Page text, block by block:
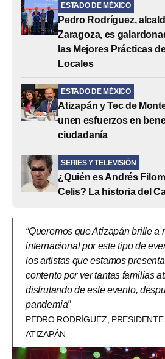
ESTADO DE MÉXICO
Pedro Rodríguez,
Zaragoza, es
las Mejores Prácticas
Locales
ESTADO DE MÉXICO
Atizapán y Tec de
unen esfuerzos en
ciudadanía
SERIES Y TELEVISIÓN
¿Quién es Andrés
Celis? La historia del
“Queremos que Atizapán brille a
internacional por este tipo de
los artistas que estamos
contento por ver tantas familias
disfrutando de este evento,
pandemia”
PEDRO RODRÍGUEZ,
ATIZAPÁN